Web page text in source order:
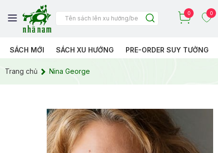
0 0
SÁCH MỚI SÁCH XU HƯỚNG PRE-ORDER SUY TƯỞNG
Trang chủ Nina George